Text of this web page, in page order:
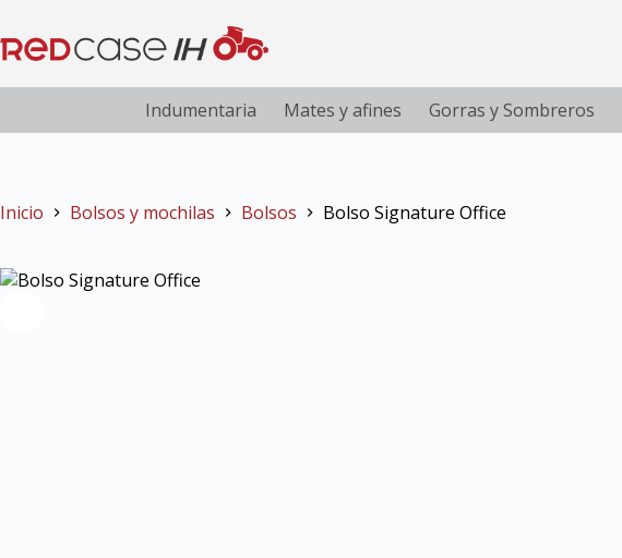
Indumentaria Mates y afines Gorras y Sombreros
Inicio Bolsos y mochilas Bolsos Bolso Signature Office